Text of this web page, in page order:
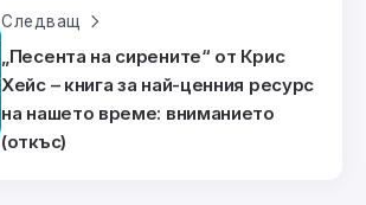
Следващ
„Песента на сирените“ от Крис
Хейс – книга за най-ценния ресурс
на нашето време: вниманието
(откъс)